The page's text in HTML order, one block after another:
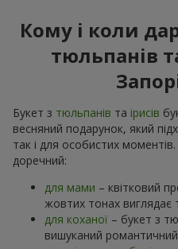
Кому і коли
тюльпанів
Букет з тюльпанів та ірисів
весняний подарунок, який
так і для особистих
доречний:
для мами – квітковий
жовтих тонах виглядає
для коханої – букет з
вишуканий